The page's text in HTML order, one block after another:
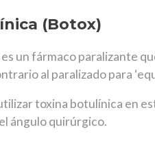
(Botox)
un fármaco paralizante
al paralizado para
toxina botulínica en
ángulo quirúrgico.